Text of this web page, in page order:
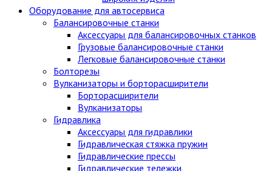
Оборудование для автосервиса
Балансировочные станки
Аксессуары для балансировочных станков
Грузовые балансировочные станки
Легковые балансировочные станки
Болторезы
Вулканизаторы и борторасширители
Борторасширители
Вулканизаторы
Гидравлика
Аксессуары для гидравлики
Гидравлическая стяжка пружин
Гидравлические прессы
Гидравлические тележки